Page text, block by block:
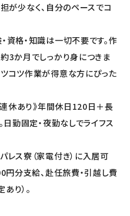
が少なく、自分のペースでコ
資格・知識は一切不要です。作
3か月でしっかり身につきま
コツ作業が得意な方にぴった
休あり》年間休日120日＋長
勤固定・夜勤なしでライフス
レス寮（家電付き）に入居可
分支給、赴任旅費・引越し費
り）。